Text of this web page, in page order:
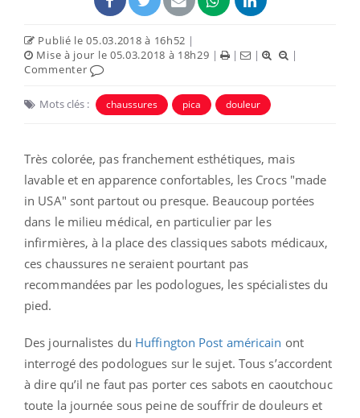
Publié le 05.03.2018 à 16h52 |
Mise à jour le 05.03.2018 à 18h29 | | |
|
Commenter
Mots clés : chaussures pica douleur
Très colorée, pas franchement esthétiques, mais
lavable et en apparence confortables, les Crocs "made
in USA" sont partout ou presque. Beaucoup portées
dans le milieu médical, en particulier par les
infirmières, à la place des classiques sabots médicaux,
ces chaussures ne seraient pourtant pas
recommandées par les podologues, les spécialistes du
pied.
Des journalistes du Huffington Post américain ont
interrogé des podologues sur le sujet. Tous s’accordent
à dire qu’il ne faut pas porter ces sabots en caoutchouc
toute la journée sous peine de souffrir de douleurs et